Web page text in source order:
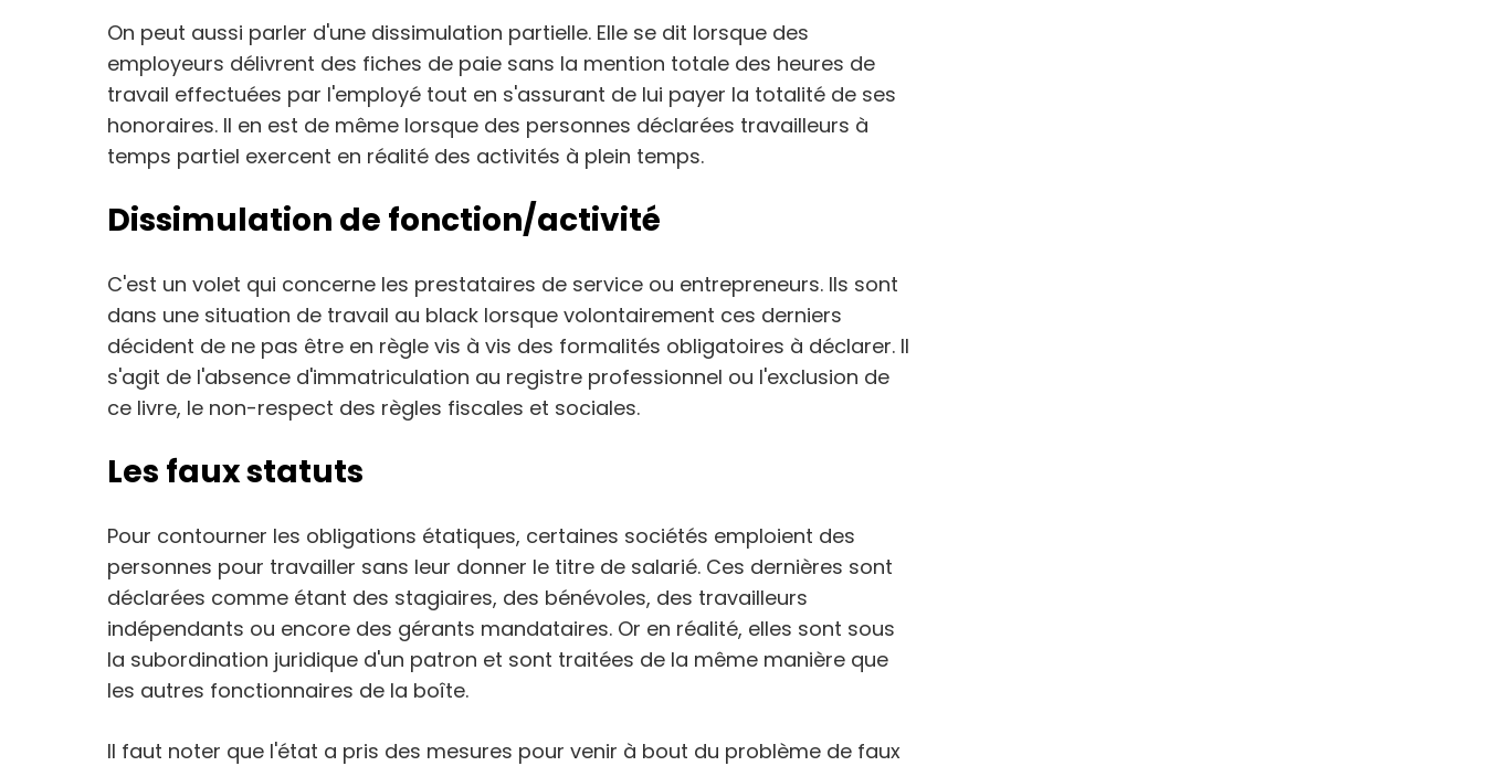
On peut aussi parler d'une dissimulation partielle. Elle se dit lorsque des
employeurs délivrent des fiches de paie sans la mention totale des heures de
travail effectuées par l'employé tout en s'assurant de lui payer la totalité de ses
honoraires. Il en est de même lorsque des personnes déclarées travailleurs à
temps partiel exercent en réalité des activités à plein temps.
Dissimulation de fonction/activité
C'est un volet qui concerne les prestataires de service ou entrepreneurs. Ils sont
dans une situation de travail au black lorsque volontairement ces derniers
décident de ne pas être en règle vis à vis des formalités obligatoires à déclarer. Il
s'agit de l'absence d'immatriculation au registre professionnel ou l'exclusion de
ce livre, le non-respect des règles fiscales et sociales.
Les faux statuts
Pour contourner les obligations étatiques, certaines sociétés emploient des
personnes pour travailler sans leur donner le titre de salarié. Ces dernières sont
déclarées comme étant des stagiaires, des bénévoles, des travailleurs
indépendants ou encore des gérants mandataires. Or en réalité, elles sont sous
la subordination juridique d'un patron et sont traitées de la même manière que
les autres fonctionnaires de la boîte.
Il faut noter que l'état a pris des mesures pour venir à bout du problème de faux